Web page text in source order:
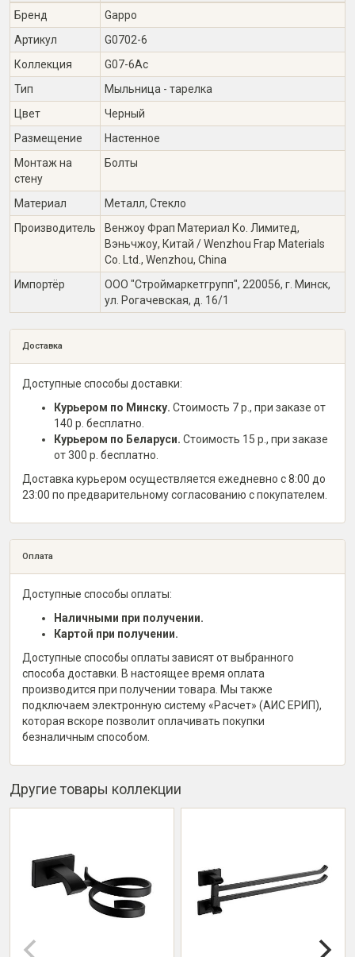
Бренд
Gappo
Артикул
G0702-6
Коллекция
G07-6Ac
Тип
Мыльница - тарелка
Цвет
Черный
Размещение
Настенное
Монтаж на
стену
Болты
Материал
Металл, Стекло
Производитель
Венжоу Фрап Материал Ко. Лимитед,
Вэньчжоу, Китай / Wenzhou Frap Materials
Co. Ltd., Wenzhou, China
Импортёр
ООО "Строймаркетгрупп", 220056, г. Минск,
ул. Рогачевская, д. 16/1
Доставка
Доступные способы доставки:
Курьером по Минску. Стоимость 7 р., при заказе от
140 р. бесплатно.
Курьером по Беларуси. Стоимость 15 р., при заказе
от 300 р. бесплатно.
Доставка курьером осуществляется ежедневно с 8:00 до
23:00 по предварительному согласованию с покупателем.
Оплата
Доступные способы оплаты:
Наличными при получении.
Картой при получении.
Доступные способы оплаты зависят от выбранного
способа доставки. В настоящее время оплата
производится при получении товара. Мы также
подключаем электронную систему «Расчет» (АИС ЕРИП),
которая вскоре позволит оплачивать покупки
безналичным способом.
Другие товары коллекции